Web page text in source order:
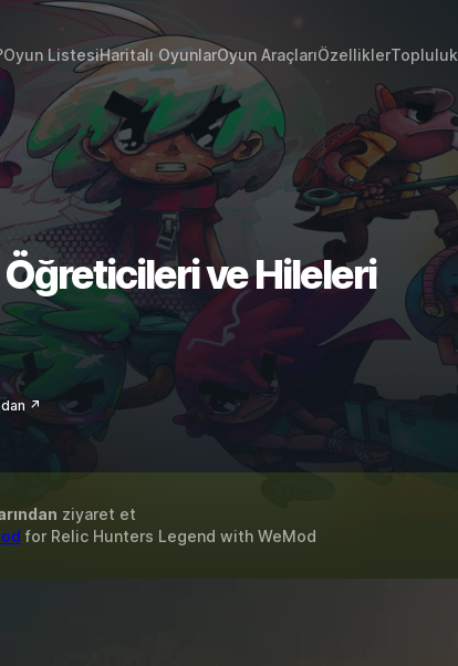
Oyun ListesiHaritalı OyunlarOyun AraçlarıÖzelliklerTopluluk
ve Hileleri
↗
ziyaret et
for Relic Hunters Legend with WeMod